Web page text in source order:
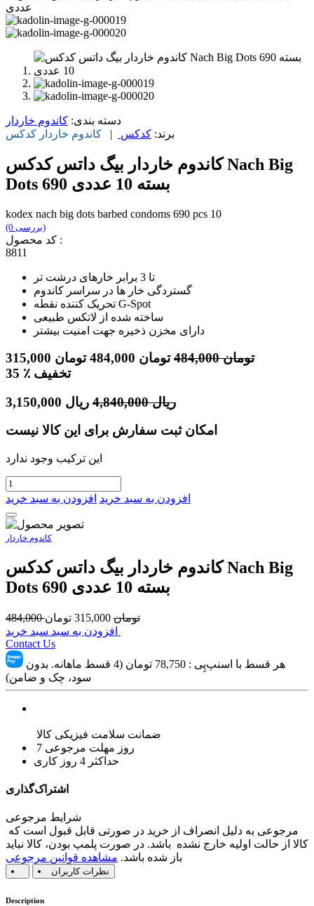
دسته بندی: کاندوم خاردار
برند: کدکس | کاندوم خاردار کدکس
کاندوم خاردار بیگ داتس کدکس Nach Big
Dots 690 بسته 10 عددی
kodex nach big dots barbed condoms 690 pcs 10
(0 بررسی)
کد محصول :
8811
تا 3 برابر خارهای درشت تر
گستردگی خار ها در سراسر کاندوم
تحریک کننده نقطه G-Spot
ساخته شده از لاتکس طبیعی
دارای مخزن ذخیره جهت امنیت بیشتر
315,000 تومان 484,000تومان 484,000 تومان
35
٪ تخفیف
3,150,000 ریال 4,840,000 ریال
امکان ثبت سفارش برای این کالا نیست
این ترکیب وجود ندارد
افزودن به سبد خرید افزودن به سبد خرید
کاندوم خاردار
کاندوم خاردار بیگ داتس کدکس Nach Big
Dots 690 بسته 10 عددی
484,000 تومان 315,000 تومان
Contact Us
هر قسط با اسنپ‌پِی : 78,750
تومان (4 قسط ماهانه. بدون
سود، چک و ضامن)
ضمانت سلامت فیزیکی کالا
7 روز مهلت مرجوعی
حداکثر 4 روز کاری
اشتراک‌گذاری
شرایط مرجوعی
کالا از حالت اولیه خارج نشده باشد. در صورت پلمپ بودن، کالا نباید
باز شده باشد. مشاهده قوانین مرجوعی
نظرات کاربران
Description